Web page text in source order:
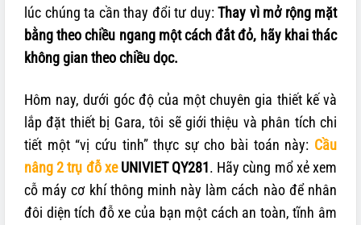
lúc chúng ta cần thay đổi tư duy:Thay vì mở rộng mặt
bằng theo chiều ngang một cách đắt đỏ, hãy khai thác
không gian theo chiều dọc.
Hôm nay, dưới góc độ của một chuyên gia thiết kế và
lắp đặt thiết bị Gara, tôi sẽ giới thiệu và phân tích chi
tiết một “vị cứu tinh” thực sự cho bài toán này: Cầu
nâng 2 trụ đỗ xeUNIVIET QY281. Hãy cùng mổ xẻ xem
cỗ máy cơ khí thông minh này làm cách nào để nhân
đôi diện tích đỗ xe của bạn một cách an toàn, tĩnh âm